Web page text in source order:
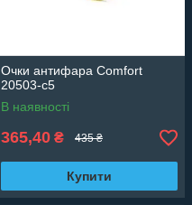
Очки антифара Comfort
20503-c5
В наявності
365,40 ₴ 435 ₴
Купити